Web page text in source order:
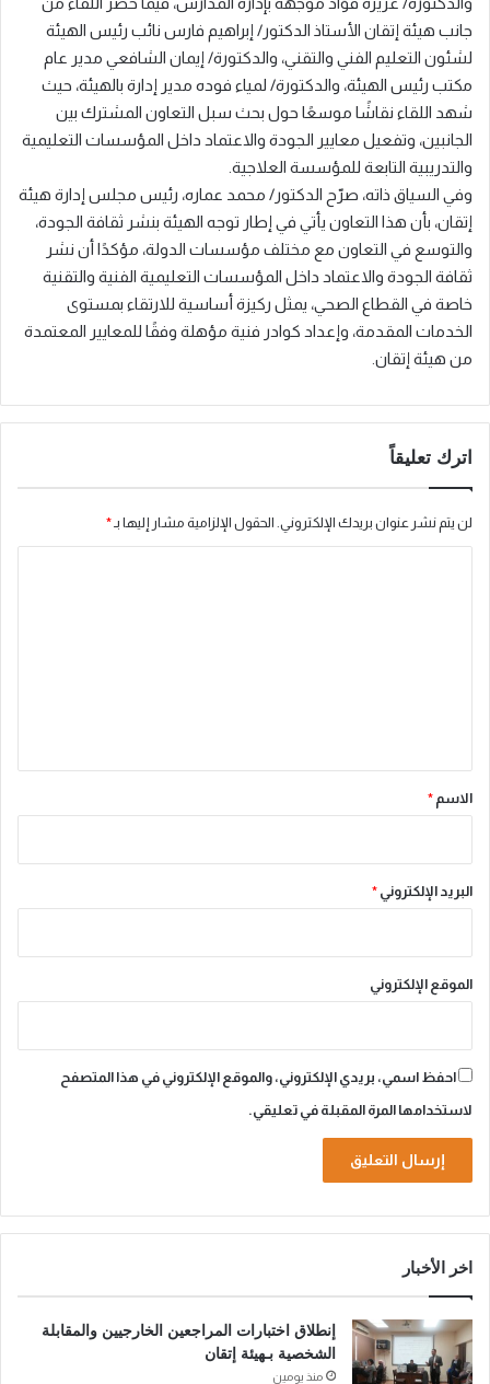
جانب هيئة إتقان الأستاذ الدكتور/ إبراهيم فارس نائب رئيس الهيئة
لشئون التعليم الفني والتقني، والدكتورة/ إيمان الشافعي مدير عام
مكتب رئيس الهيئة، والدكتورة/ لمياء فوده مدير إدارة بالهيئة، حيث
شهد اللقاء نقاشًا موسعًا حول بحث سبل التعاون المشترك بين
الجانبين، وتفعيل معايير الجودة والاعتماد داخل المؤسسات التعليمية
والتدريبية التابعة للمؤسسة العلاجية.
وفي السياق ذاته، صرّح الدكتور/ محمد عماره، رئيس مجلس إدارة هيئة
إتقان، بأن هذا التعاون يأتي في إطار توجه الهيئة بنشر ثقافة الجودة،
والتوسع في التعاون مع مختلف مؤسسات الدولة، مؤكدًا أن نشر
ثقافة الجودة والاعتماد داخل المؤسسات التعليمية الفنية والتقنية
خاصة في القطاع الصحي، يمثل ركيزة أساسية للارتقاء بمستوى
الخدمات المقدمة، وإعداد كوادر فنية مؤهلة وفقًا للمعايير المعتمدة
من هيئة إتقان.
اترك تعليقاً
لن يتم نشر عنوان بريدك الإلكتروني. الحقول الإلزامية مشار إليها بـ *
*
الاسم *
البريد الإلكتروني *
الموقع الإلكتروني
احفظ اسمي، بريدي الإلكتروني، والموقع الإلكتروني في هذا المتصفح
لاستخدامها المرة المقبلة في تعليقي.
t
r
n
اخر الأخبار
إنطلاق اختبارات المراجعين الخارجيين والمقابلة
الشخصية بـهيئة إتقان
منذ يومين